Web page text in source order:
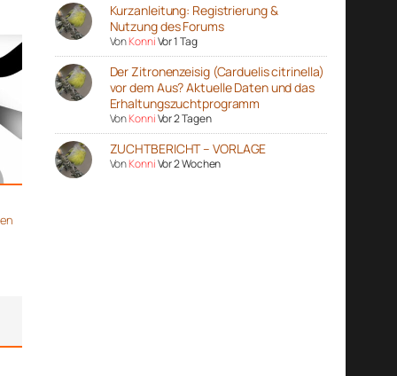
Kurzanleitung: Registrierung &
Nutzung des Forums
VonKonniVor 1 Tag
Der Zitronenzeisig (Carduelis citrinella)
vor dem Aus? Aktuelle Daten und das
Erhaltungszuchtprogramm
VonKonniVor 2 Tagen
ZUCHTBERICHT – VORLAGE
VonKonniVor 2 Wochen